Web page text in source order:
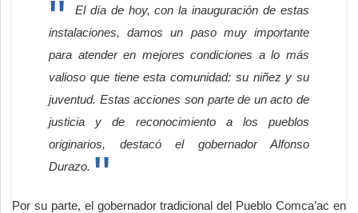
El día de hoy, con la inauguración de estas
instalaciones, damos un paso muy importante
para atender en mejores condiciones a lo más
valioso que tiene esta comunidad: su niñez y su
juventud. Estas acciones son parte de un acto de
justicia y de reconocimiento a los pueblos
originarios, destacó el gobernador Alfonso
Durazo.
Por su parte, el gobernador tradicional del Pueblo Comca’ac en